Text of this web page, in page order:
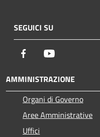
SEGUICI SU
Facebook
AMMINISTRAZIONE
Organi di Governo
Aree Amministrative
Uffici